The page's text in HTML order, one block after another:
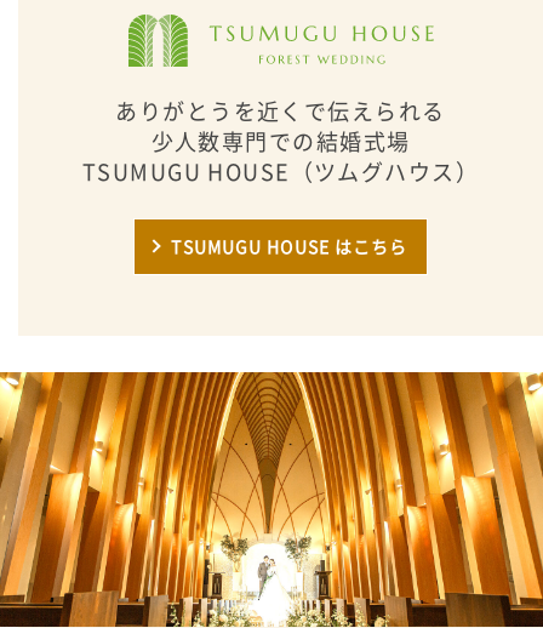
ありがとうを近くで伝えられる
少人数専門での結婚式場
TSUMUGU HOUSE（ツムグハウス）
TSUMUGU HOUSE はこちら